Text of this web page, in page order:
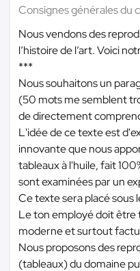
Consignes générales du
Nous vendons des
l’histoire de l’art. Voici
***
Nous souhaitons un
(50 mots me semblent
de directement
L'idée de ce texte est
innovante que nous
tableaux à l'huile, fait
sont examinées par un
Ce texte sera placé sous
Le ton employé doit être
moderne et surtout
Nous proposons des
(tableaux) du domaine